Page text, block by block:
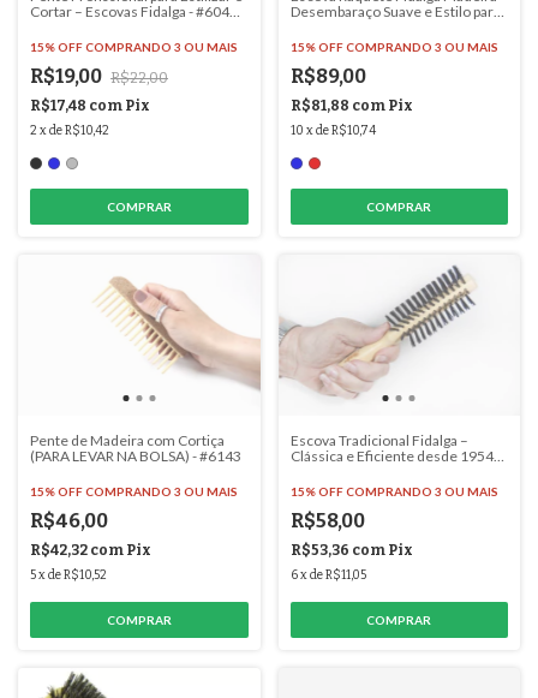
Cortar – Escovas Fidalga - #6042
15% OFFCOMPRANDO 3 OU MAIS
R$19,00 R$22,00
R$17,48 com Pix
2 xdeR$10,42
COMPRAR
Desembaraço Suave e Estilo para
15% OFF COMPRANDO 3 OU MAIS
R$89,00
R$81,88 com Pix
10 xdeR$10,74
COMPRAR
Pente de Madeira com Cortiça
(PARA LEVAR NA BOLSA) - #6143
15% OFFCOMPRANDO 3 OU MAIS
R$46,00
R$42,32 com Pix
5xdeR$10,52
Escova Tradicional Fidalga –
Clássica e Eficiente desde 1954
15% OFF COMPRANDO 3 OU MAIS
R$58,00
R$53,36 com Pix
6 xdeR$11,05